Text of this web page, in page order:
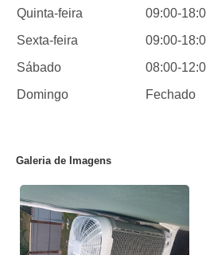
Quinta-feira
09:00-
Sexta-feira
09:00-
Sábado
08:00-
Domingo
Fechado
Galeria de Imagens